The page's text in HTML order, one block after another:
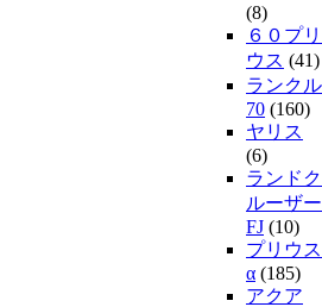
(8)
６０プリ
ウス (41)
ランクル
70 (160)
ヤリス
(6)
ランドク
ルーザー
FJ (10)
プリウス
α (185)
アクア